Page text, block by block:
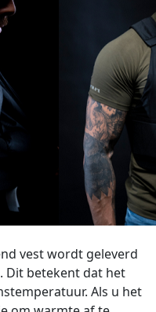
vest wordt geleverd
Dit betekent dat het
Als u het